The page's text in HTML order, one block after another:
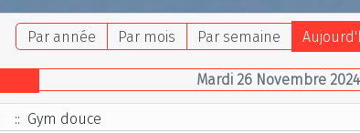
Par année Par mois Par semaine
Mardi 26 Novembre 2024
:: Gym douce